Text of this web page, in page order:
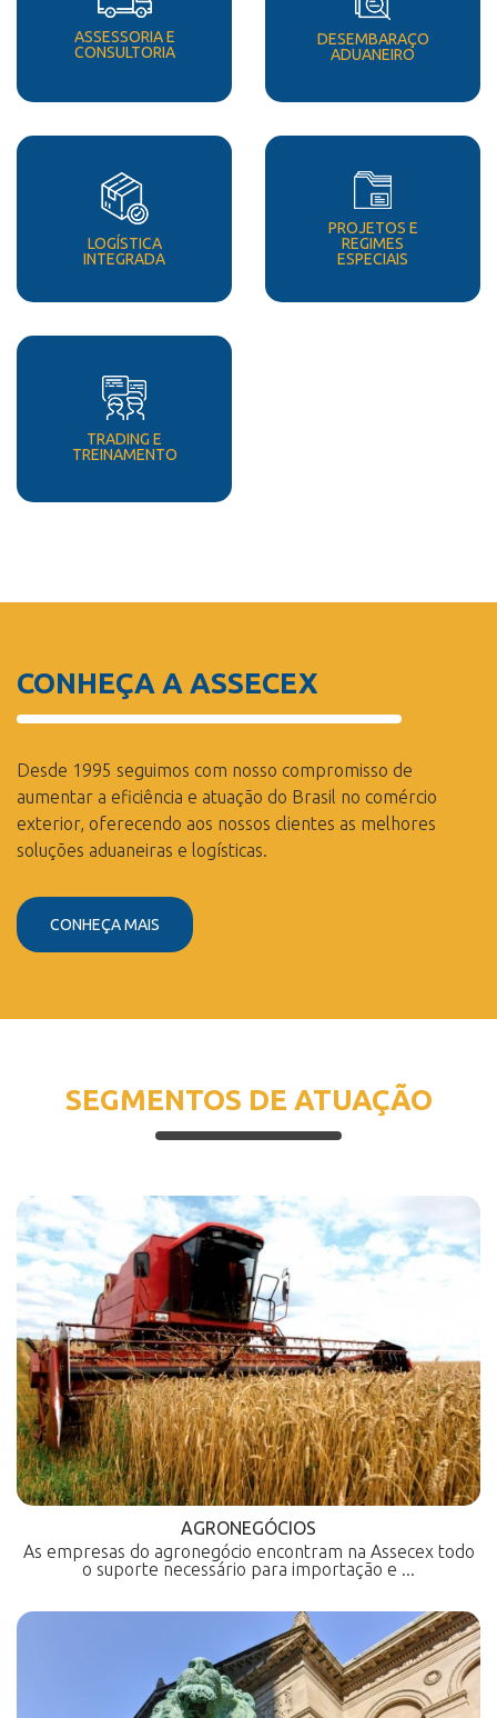
ASSESSORIA E
CONSULTORIA
DESEMBARAÇO
ADUANEIRO
LOGÍSTICA
INTEGRADA
PROJETOS E
REGIMES
ESPECIAIS
TRADING E
TREINAMENTO
CONHEÇA A ASSECEX
Desde 1995 seguimos com nosso compromisso de
aumentar a eficiência e atuação do Brasil no comércio
exterior, oferecendo aos nossos clientes as melhores
soluções aduaneiras e logísticas.
CONHEÇA MAIS
SEGMENTOS DE ATUAÇÃO
AGRONEGÓCIOS
As empresas do agronegócio encontram na Assecex todo
o suporte necessário para importação e ...